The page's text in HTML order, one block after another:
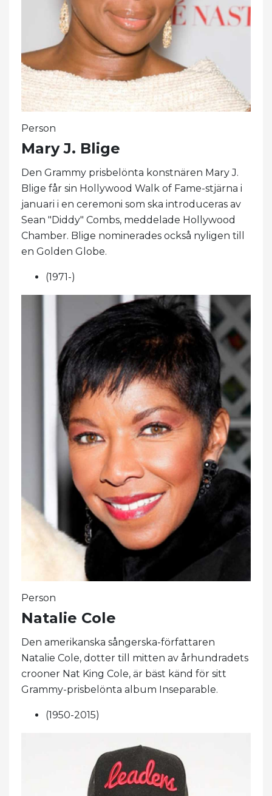
Person
Mary J. Blige
Den Grammy prisbelönta konstnären Mary J.
Blige får sin Hollywood Walk of Fame-stjärna i
januari i en ceremoni som ska introduceras av
Sean "Diddy" Combs, meddelade Hollywood
Chamber. Blige nominerades också nyligen till
en Golden Globe.
(1971-)
Person
Natalie Cole
Den amerikanska sångerska-författaren
Natalie Cole, dotter till mitten av århundradets
crooner Nat King Cole, är bäst känd för sitt
Grammy-prisbelönta album Inseparable.
(1950-2015)